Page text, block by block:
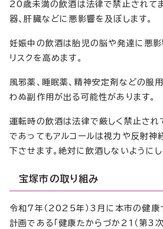
20歳未満の飲酒は法律で禁止されて
器、肝臓などに悪影響を及ぼします。
妊娠中の飲酒は胎児の脳や発達に悪影
リスクを高めます。
風邪薬、睡眠薬、精神安定剤などの服
わぬ副作用が出る可能性があります。
運転時の飲酒は法律で厳しく禁止され
であってもアルコールは視力や反射神
下させます。絶対に飲酒しないようにし
宝塚市の取り組み
令和7年（2025年）3月に本市の健康
計画である「健康たからづか21（第3次